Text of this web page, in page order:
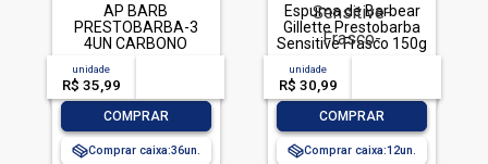
AP BARB
PRESTOBARBA-3
4UN CARBONO
unidade
R$ 35,99
COMPRAR
Comprar caixa:36
Espuma de Barbear
Gillette Prestobarba
Sensitive Frasco 150g
unidade
R$ 30,99
COMPRAR
Comprar caixa:12